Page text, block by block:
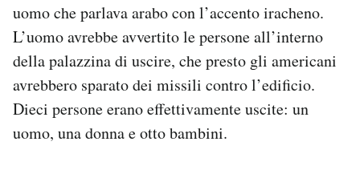
uomo che parlava arabo con l’accento iracheno.
L’uomo avrebbe avvertito le persone all’interno
della palazzina di uscire, che presto gli americani
avrebbero sparato dei missili contro l’edificio.
Dieci persone erano effettivamente uscite: un
uomo, una donna e otto bambini.